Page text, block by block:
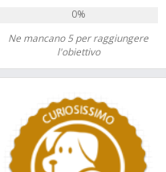
0%
Ne mancano 5 per raggiungere
l'obiettivo